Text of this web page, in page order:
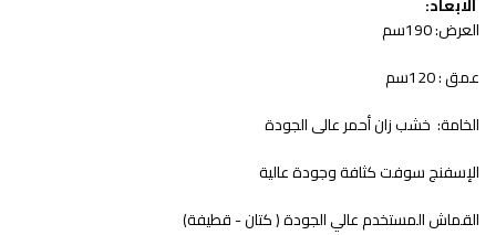
العرض: 190سم
عمق : 120سم
الخامة: خشب زان أحمر عالى الجودة
الإسفنج سوفت كثافة وجودة عالية
القماش المستخدم عالي الجودة ( كتان - قطيفة)